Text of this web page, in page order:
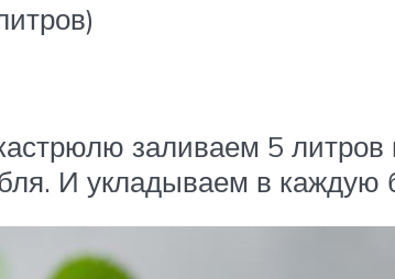
заливаем 5 литров
И укладываем в каждую